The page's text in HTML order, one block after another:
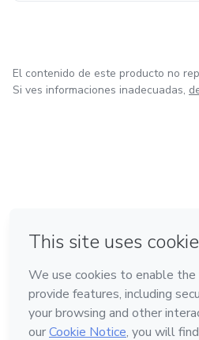
El contenido de este producto no
Si ves informaciones inadecuadas,
Hecho con❤ en Ciudad de México
Conoce Hotmart